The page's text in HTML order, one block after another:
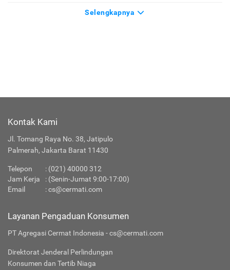
Selengkapnya
Kontak Kami
Jl. Tomang Raya No. 38, Jatipulo
Palmerah, Jakarta Barat 11430
Telepon : (021) 40000 312
Jam Kerja
: (Senin-Jumat 9:00-17:00)
Email
:cs@cermati.com
Layanan Pengaduan Konsumen
PT Agregasi Cermat Indonesia - cs@cermati.com
Direktorat Jenderal Perlindungan
Konsumen dan Tertib Niaga